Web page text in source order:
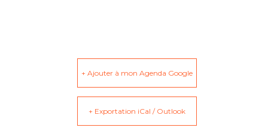
+ Ajouter à mon Agenda Google
+ Exportation iCal / Outlook